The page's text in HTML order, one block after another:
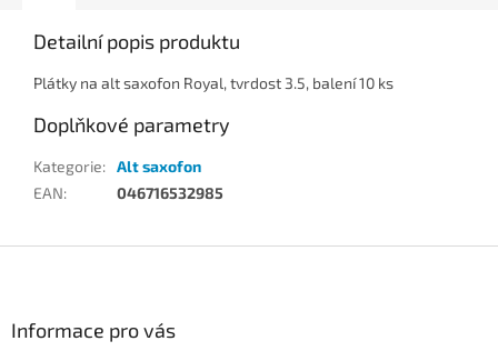
Detailní popis produktu
Plátky na alt saxofon Royal, tvrdost 3.5, balení 10 ks
Doplňkové parametry
Kategorie: Alt saxofon
EAN: 046716532985
Informace pro vás